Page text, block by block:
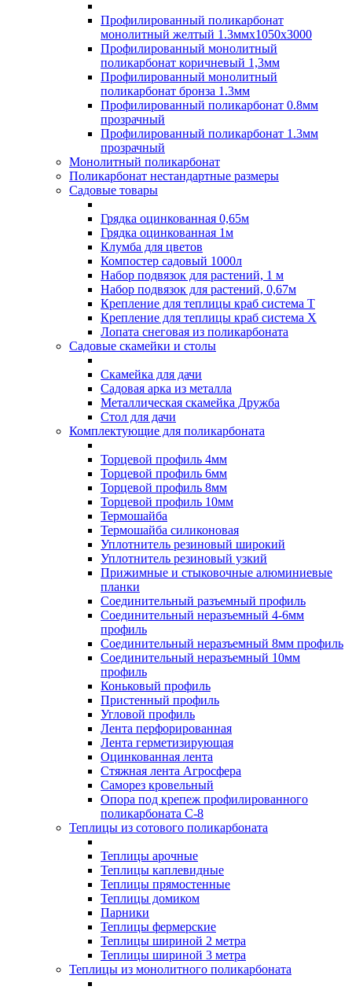
Профилированный поликарбонат
монолитный желтый 1.3ммх1050х3000
Профилированный монолитный
поликарбонат коричневый 1,3мм
Профилированный монолитный
поликарбонат бронза 1.3мм
Профилированный поликарбонат 0.8мм
прозрачный
Профилированный поликарбонат 1.3мм
прозрачный
Монолитный поликарбонат
Поликарбонат нестандартные размеры
Садовые товары
Грядка оцинкованная 0,65м
Грядка оцинкованная 1м
Клумба для цветов
Компостер садовый 1000л
Набор подвязок для растений, 1 м
Набор подвязок для растений, 0,67м
Крепление для теплицы краб система Т
Крепление для теплицы краб система Х
Лопата снеговая из поликарбоната
Садовые скамейки и столы
Скамейка для дачи
Садовая арка из металла
Металлическая скамейка Дружба
Стол для дачи
Комплектующие для поликарбоната
Торцевой профиль 4мм
Торцевой профиль 6мм
Торцевой профиль 8мм
Торцевой профиль 10мм
Термошайба
Термошайба силиконовая
Уплотнитель резиновый широкий
Уплотнитель резиновый узкий
Прижимные и стыковочные алюминиевые
планки
Соединительный разъемный профиль
Соединительный неразъемный 4-6мм
профиль
Соединительный неразъемный 8мм профиль
Соединительный неразъемный 10мм
профиль
Коньковый профиль
Пристенный профиль
Угловой профиль
Лента перфорированная
Лента герметизирующая
Оцинкованная лента
Стяжная лента Агросфера
Саморез кровельный
Опора под крепеж профилированного
поликарбоната С-8
Теплицы из сотового поликарбоната
Теплицы арочные
Теплицы каплевидные
Теплицы прямостенные
Теплицы домиком
Парники
Теплицы фермерские
Теплицы шириной 2 метра
Теплицы шириной 3 метра
Теплицы из монолитного поликарбоната